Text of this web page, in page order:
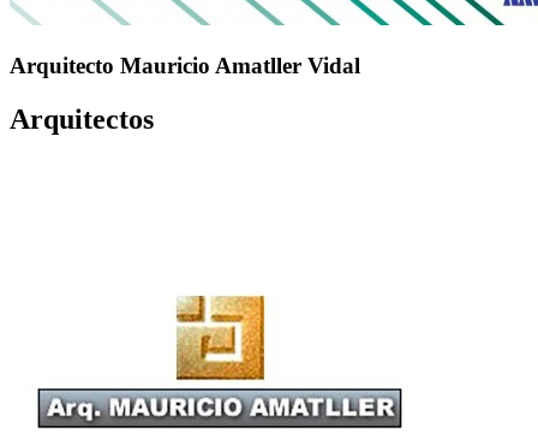
Arquitecto Mauricio Amatller Vidal
Arquitectos